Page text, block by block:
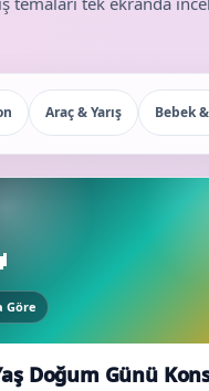
Araç & Yarış Bebek
Göre
Doğum Günü